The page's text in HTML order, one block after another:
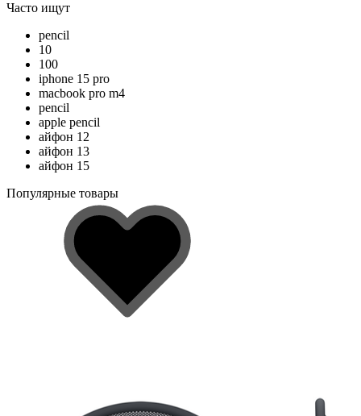
Часто ищут
pencil
10
100
iphone 15 pro
macbook pro m4
pencil
apple pencil
айфон 12
айфон 13
айфон 15
Популярные товары